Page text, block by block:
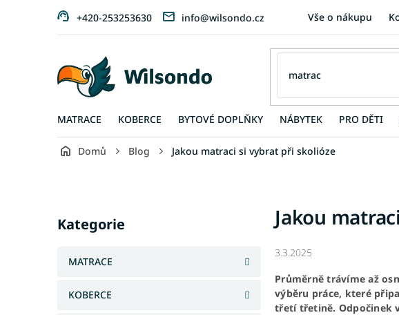
+420-253253630 info@wilsondo.cz Vše o nákupu
MATRACE KOBERCE BYTOVÉ DOPLŇKY NÁBYTEK PRO DĚTI
Domů Blog Jakou matraci si vybrat při skolióze
t
r
kategorie
Kategorie
MATRACE
KOBERCE
Jakou
3.3.2025
Průměrně trávíme až
výběru práce, které
třetí třetině. Odpočinek